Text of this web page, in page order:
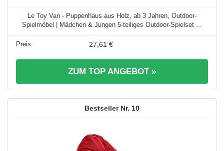
Le Toy Van - Puppenhaus aus Holz, ab 3 Jahren, Outdoor-
Spielmöbel | Mädchen & Jungen 5-teiliges Outdoor-Spielset ...
27,61 €
ZUM TOP ANGEBOT »
10